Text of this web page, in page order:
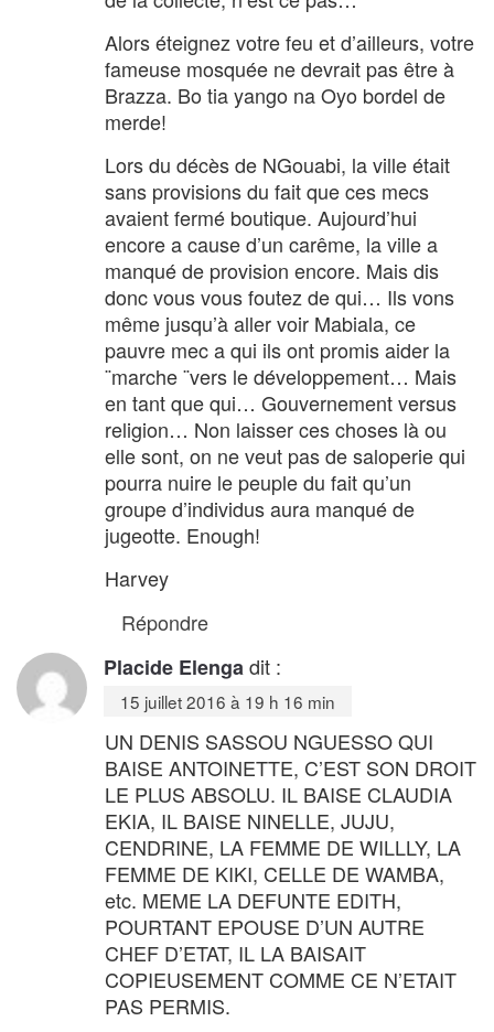
Alors éteignez votre feu et d’ailleurs, votre
fameuse mosquée ne devrait pas être à
Brazza. Bo tia yango na Oyo bordel de
merde!
Lors du décès de NGouabi, la ville était
sans provisions du fait que ces mecs
avaient fermé boutique. Aujourd’hui
encore a cause d’un carême, la ville a
manqué de provision encore. Mais dis
donc vous vous foutez de qui… Ils vons
même jusqu’à aller voir Mabiala, ce
pauvre mec a qui ils ont promis aider la
¨marche ¨vers le développement… Mais
en tant que qui… Gouvernement versus
religion… Non laisser ces choses là ou
elle sont, on ne veut pas de saloperie qui
pourra nuire le peuple du fait qu’un
groupe d’individus aura manqué de
jugeotte. Enough!
Harvey
Répondre
Placide Elengadit :
15 juillet 2016 à 19 h 16 min
UN DENIS SASSOU NGUESSO QUI
BAISE ANTOINETTE, C’EST SON DROIT
LE PLUS ABSOLU. IL BAISE CLAUDIA
EKIA, IL BAISE NINELLE, JUJU,
CENDRINE, LA FEMME DE WILLLY, LA
FEMME DE KIKI, CELLE DE WAMBA,
etc. MEME LA DEFUNTE EDITH,
POURTANT EPOUSE D’UN AUTRE
CHEF D’ETAT, IL LA BAISAIT
COPIEUSEMENT COMME CE N’ETAIT
PAS PERMIS.